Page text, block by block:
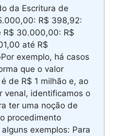
da Escritura de
R$ 398,92:
R$ 30.000,00: R$
até R$
exemplo, há casos
que o valor
de R$ 1 milhão e, ao
venal, identificamos o
ter uma noção de
procedimento
exemplos: Para